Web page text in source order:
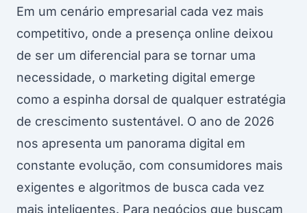
Em um cenário empresarial cada vez mais
competitivo, onde a presença online deixou
de ser um diferencial para se tornar uma
necessidade, o marketing digital emerge
como a espinha dorsal de qualquer estratégia
de crescimento sustentável. O ano de 2026
nos apresenta um panorama digital em
constante evolução, com consumidores mais
exigentes e algoritmos de busca cada vez
mais inteligentes. Para negócios que buscam